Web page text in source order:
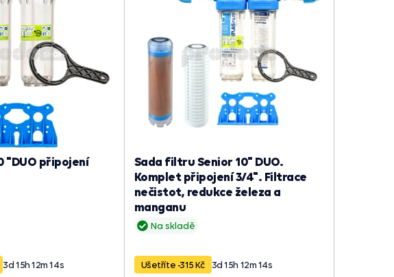
"DUO připojení
3d15h 12m 13s
Na skladě
Sada filtru Senior 10" DUO.
Komplet připojení 3/4". Filtrace
nečistot, redukce železa a
manganu
Ušetříte -315 Kč 3d 15h 12m13s